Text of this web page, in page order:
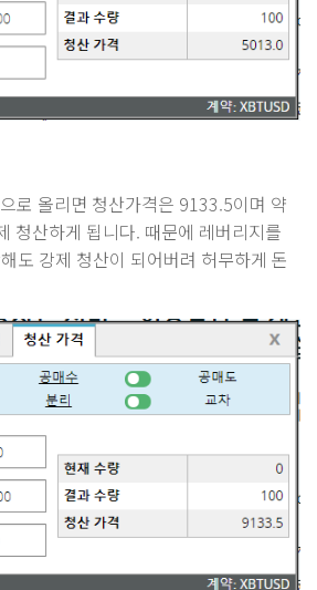
로 올리면 청산가격은 9133.5이며 약
청산하게 됩니다. 때문에 레버리지를
도 강제 청산이 되어버려 허무하게 돈